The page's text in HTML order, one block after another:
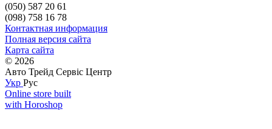
(050) 587 20 61
(098) 758 16 78
Контактная информация
Полная версия сайта
Карта сайта
© 2026
Авто Трейд Сервіс Центр
Укр Рус
Online store built
with Horoshop